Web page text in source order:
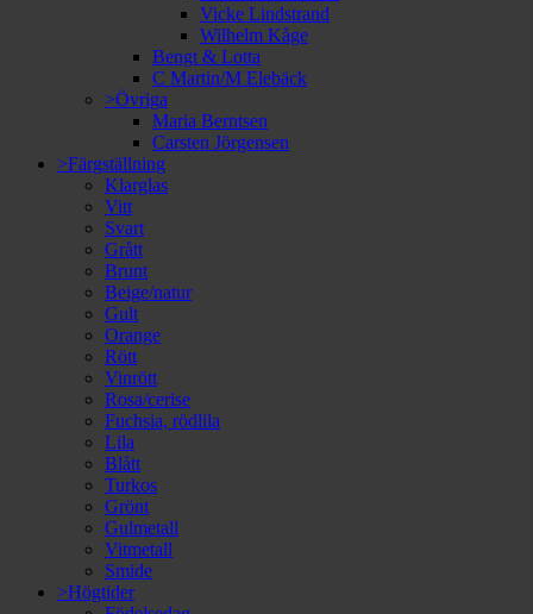
Vicke Lindstrand
Wilhelm Kåge
Bengt & Lotta
C Martin/M Elebäck
>Övriga
Maria Berntsen
Carsten Jörgensen
>Färgställning
Klarglas
Vitt
Svart
Grått
Brunt
Beige/natur
Gult
Orange
Rött
Vinrött
Rosa/cerise
Fuchsia, rödlila
Lila
Blått
Turkos
Grönt
Gulmetall
Vitmetall
Smide
>Högtider